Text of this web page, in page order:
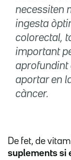
necessiten
ingesta
colorectal,
important
aprofundint
aportar en
càncer.
De fet, de
suplements si